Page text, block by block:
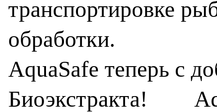
транспортировке
обработки.
AquaSafe теперь с
Биоэкстракта!